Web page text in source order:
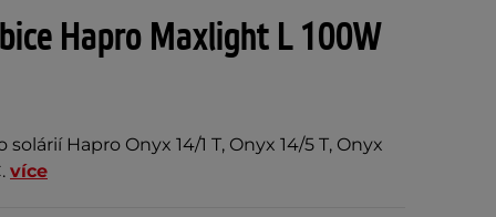
Hapro Maxlight L 100W
Hapro Onyx 14/1 T, Onyx 14/5 T, Onyx
více